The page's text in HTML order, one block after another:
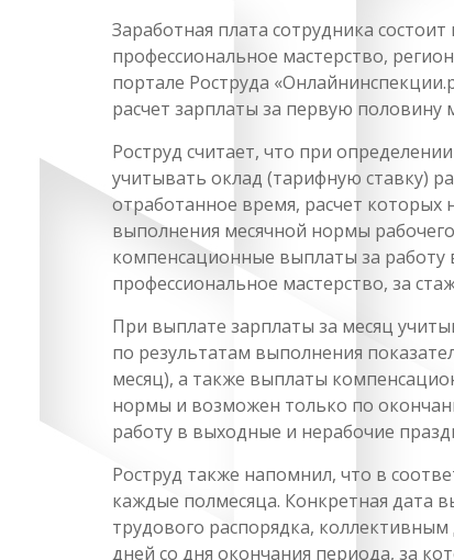
Заработная плата сотрудника
профессиональное мастерство,
портале Роструда
расчет зарплаты за первую половину
Роструд считает, что при
учитывать оклад (тарифную ставку)
отработанное время, расчет которых
выполнения месячной нормы
компенсационные выплаты за
профессиональное мастерство, за
При выплате зарплаты за месяц
по результатам выполнения
месяц), а также выплаты
нормы и возможен только по
работу в выходные и нерабочие
Роструд также напомнил, что в
каждые полмесяца. Конкретная дата
трудового распорядка,
дней со дня окончания периода, за